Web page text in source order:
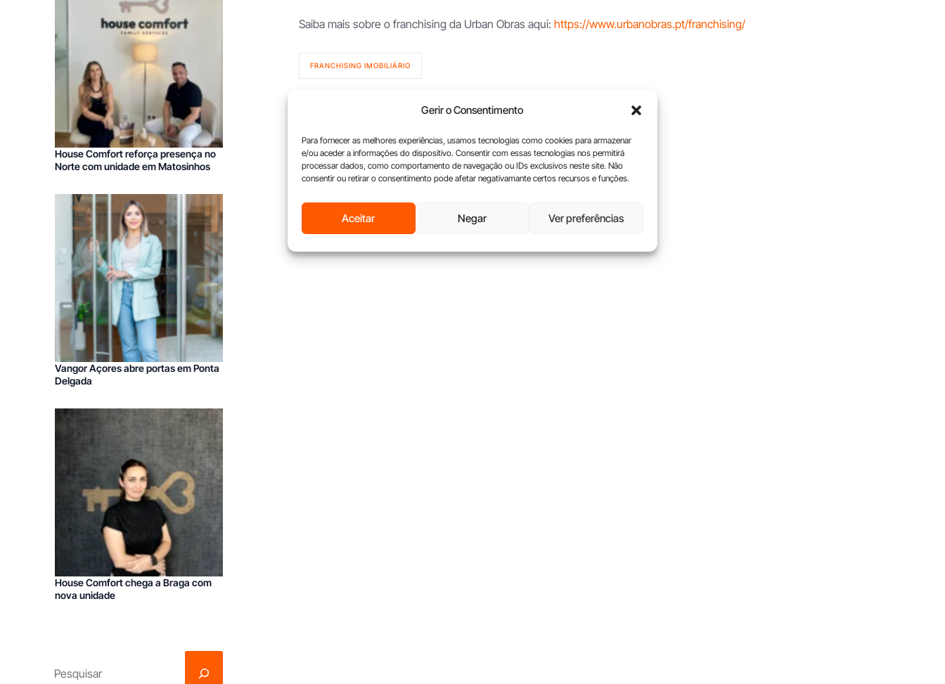
Gerir o Consentimento
Para fornecer as melhores experiências, usamos tecnologias como cookies para armazenar
e/ou aceder a informações do dispositivo. Consentir com essas tecnologias nos permitirá
processar dados, como comportamento de navegação ou IDs exclusivos neste site. Não
consentir ou retirar o consentimento pode afetar negativamante certos recursos e funções.
Aceitar Negar Ver preferências
Saiba mais sobre o franchising da Urban Obras aqui: https://www.urbanobras.pt/franchising/
FRANCHISING IMOBILIÁRIO
House Comfort reforça presença no
Norte com unidade em Matosinhos
Vangor Açores abre portas em Ponta
Delgada
House Comfort chega a Braga com
nova unidade